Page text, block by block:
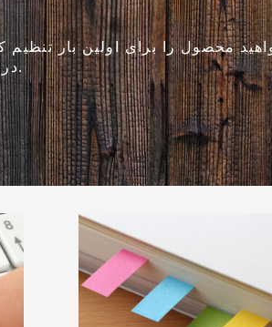
محصول را برای اولین بار تنظیم
در زیر انتخاب کنید. در غیر اینصورت لطفاً یکی از گزینه های دیگر را در زیر انتخاب کنید.